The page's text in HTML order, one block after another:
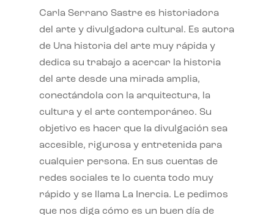
Carla Serrano Sastre es historiadora
del arte y divulgadora cultural. Es autora
de Una historia del arte muy rápida y
dedica su trabajo a acercar la historia
del arte desde una mirada amplia,
conectándola con la arquitectura, la
cultura y el arte contemporáneo. Su
objetivo es hacer que la divulgación sea
accesible, rigurosa y entretenida para
cualquier persona. En sus cuentas de
redes sociales te lo cuenta todo muy
rápido y se llama La Inercia. Le pedimos
que nos diga cómo es un buen día de